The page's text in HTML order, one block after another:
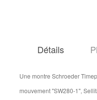
Détails
Une montre Schroeder
mouvement "SW280-1",